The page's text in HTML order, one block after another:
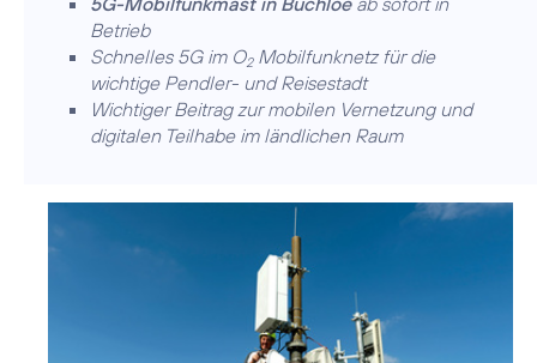
Betrieb
Schnelles 5G im O2Mobilfunknetz für die
wichtige Pendler- und Reisestadt
Wichtiger Beitrag zur mobilen Vernetzung und
digitalen Teilhabe im ländlichen Raum